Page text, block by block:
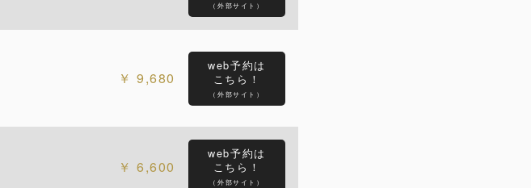
（外部サイト）
9,680
web予約は
こちら！
（外部サイト）
6,600
web予約は
こちら！
（外部サイト）